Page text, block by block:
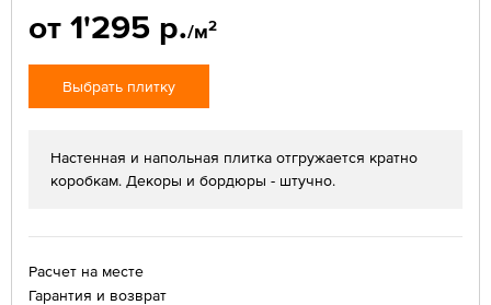
от 1'295 р./м2
Выбрать плитку
Настенная и напольная плитка отгружается кратно
коробкам. Декоры и бордюры - штучно.
Расчет на месте
Гарантия и возврат